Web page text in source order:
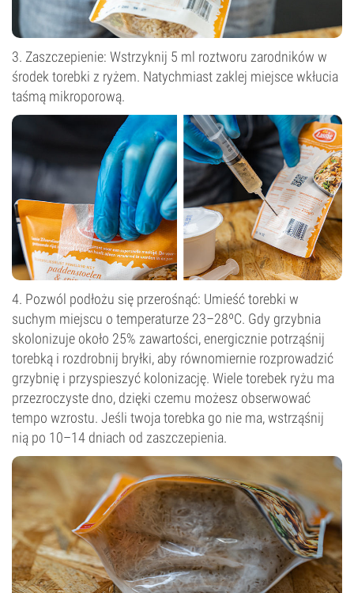
3. Zaszczepienie: Wstrzyknij 5 ml roztworu zarodników w
środek torebki z ryżem. Natychmiast zaklej miejsce wkłucia
taśmą mikroporową.
4. Pozwól podłożu się przerośnąć: Umieść torebki w
suchym miejscu o temperaturze 23–28ºC. Gdy grzybnia
skolonizuje około 25% zawartości, energicznie potrząśnij
torebką i rozdrobnij bryłki, aby równomiernie rozprowadzić
grzybnię i przyspieszyć kolonizację. Wiele torebek ryżu ma
przezroczyste dno, dzięki czemu możesz obserwować
tempo wzrostu. Jeśli twoja torebka go nie ma, wstrząśnij
nią po 10–14 dniach od zaszczepienia.